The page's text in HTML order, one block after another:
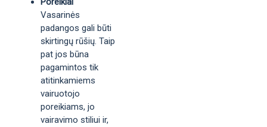
Vasarinės
padangos gali būti
skirtingų rūšių. Taip
pat jos būna
pagamintos tik
atitinkamiems
vairuotojo
poreikiams, jo
vairavimo stiliui ir,